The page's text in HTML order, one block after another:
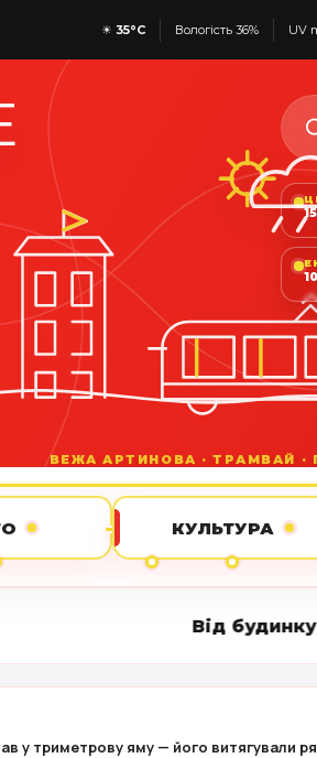
☀ 35°C Вологість 36% UV
КУЛЬТУРА
Від будинку до комбайна:
у триметрову яму — його витягували